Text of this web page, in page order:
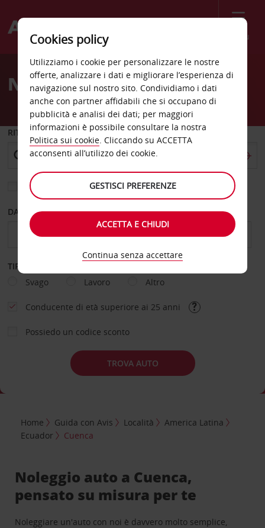
Menù
Welcome
AvisNoleggio auto Cuenca
RITIRO DA
Scegli una località di riconsegna diversa
DAL GIORNO AL GIORNO
TIPOLOGIA DI NOLEGGIO
Svago
Lavoro Altro
Conducente di età superiore ai 25 anni
Possiedo un codice sconto
TROVA AUTO
Home Guida con Avis Località
America Latina
Ecuador
Cuenca
Noleggio auto a Cuenca,
pensato su misura per te
Noleggiare un'auto con noi è davvero molto semplice,
Cookies policy
Utilizziamo i cookie per personalizzare le nostre
offerte, analizzare i dati e migliorare l’esperienza di
navigazione sul nostro sito. Condividiamo i dati
anche con partner affidabili che si occupano di
pubblicità e analisi dei dati; per maggiori
informazioni è possibile consultare la nostra
Politica sui cookie. Cliccando su ACCETTA
acconsenti all’utilizzo dei cookie.
GESTISCI PREFERENZE
ACCETTA E CHIUDI
Continua senza accettare